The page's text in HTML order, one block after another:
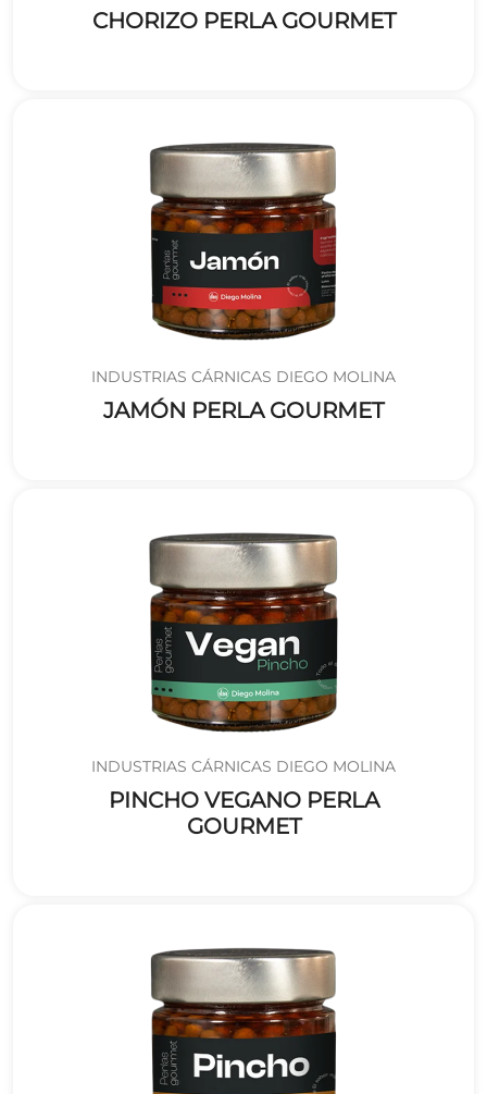
CHORIZO PERLA GOURMET
INDUSTRIAS CÁRNICAS DIEGO MOLINA
JAMÓN PERLA GOURMET
INDUSTRIAS CÁRNICAS DIEGO MOLINA
PINCHO VEGANO PERLA
GOURMET